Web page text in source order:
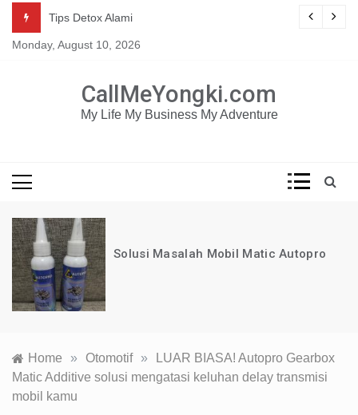
Mau dapat tutorial digital marketing GRATIS selama 1
content
Tips Detox Alami
Monday, August 10, 2026
CallMeYongki.com
My Life My Business My Adventure
Solusi Masalah Mobil Matic Autopro
Home » Otomotif »
LUAR BIASA! Autopro Gearbox
Matic Additive solusi mengatasi keluhan delay transmisi
mobil kamu